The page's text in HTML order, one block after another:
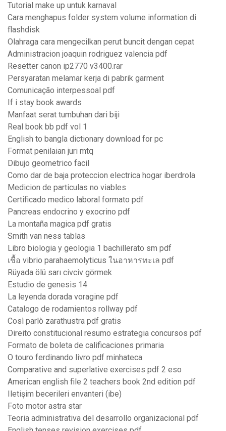
Tutorial make up untuk karnaval
Cara menghapus folder system volume information di
flashdisk
Olahraga cara mengecilkan perut buncit dengan cepat
Administracion joaquin rodriguez valencia pdf
Resetter canon ip2770 v3400.rar
Persyaratan melamar kerja di pabrik garment
Comunicação interpessoal pdf
If i stay book awards
Manfaat serat tumbuhan dari biji
Real book bb pdf vol 1
English to bangla dictionary download for pc
Format penilaian juri mtq
Dibujo geometrico facil
Como dar de baja proteccion electrica hogar iberdrola
Medicion de particulas no viables
Certificado medico laboral formato pdf
Pancreas endocrino y exocrino pdf
La montaña magica pdf gratis
Smith van ness tablas
Libro biologia y geologia 1 bachillerato sm pdf
เชื้อ vibrio parahaemolyticus ในอาหารทะเล pdf
Rüyada ölü sarı civciv görmek
Estudio de genesis 14
La leyenda dorada voragine pdf
Catalogo de rodamientos rollway pdf
Così parlò zarathustra pdf gratis
Direito constitucional resumo estrategia concursos pdf
Formato de boleta de calificaciones primaria
O touro ferdinando livro pdf minhateca
Comparative and superlative exercises pdf 2 eso
American english file 2 teachers book 2nd edition pdf
Iletişim becerileri envanteri (ibe)
Foto motor astra star
Teoria administrativa del desarrollo organizacional pdf